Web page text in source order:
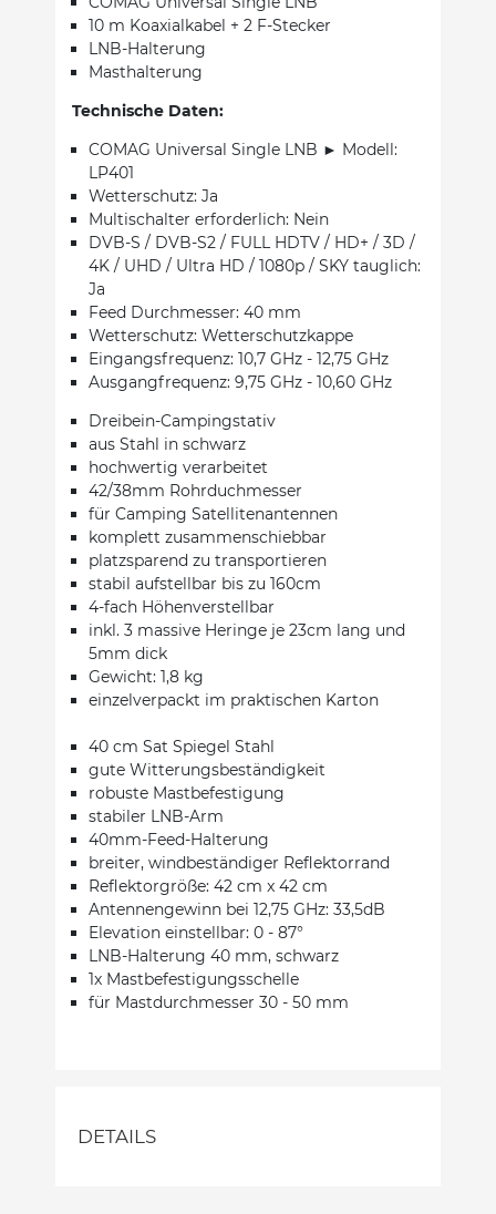
10 m Koaxialkabel + 2 F-Stecker
LNB-Halterung
Masthalterung
Technische Daten:
COMAG Universal Single LNB ► Modell:
LP401
Wetterschutz: Ja
Multischalter erforderlich: Nein
DVB-S / DVB-S2 / FULL HDTV / HD+ / 3D /
4K / UHD / Ultra HD / 1080p / SKY tauglich:
Ja
Feed Durchmesser: 40 mm
Wetterschutz: Wetterschutzkappe
Eingangsfrequenz: 10,7 GHz - 12,75 GHz
Ausgangfrequenz: 9,75 GHz - 10,60 GHz
Dreibein-Campingstativ
aus Stahl in schwarz
hochwertig verarbeitet
42/38mm Rohrduchmesser
für Camping Satellitenantennen
komplett zusammenschiebbar
platzsparend zu transportieren
stabil aufstellbar bis zu 160cm
4-fach Höhenverstellbar
inkl. 3 massive Heringe je 23cm lang und
5mm dick
Gewicht: 1,8 kg
einzelverpackt im praktischen Karton
40 cm Sat Spiegel Stahl
gute Witterungsbeständigkeit
robuste Mastbefestigung
stabiler LNB-Arm
40mm-Feed-Halterung
breiter, windbeständiger Reflektorrand
Reflektorgröße: 42 cm x 42 cm
Antennengewinn bei 12,75 GHz: 33,5dB
Elevation einstellbar: 0 - 87°
LNB-Halterung 40 mm, schwarz
1x Mastbefestigungsschelle
für Mastdurchmesser 30 - 50 mm
DETAILS